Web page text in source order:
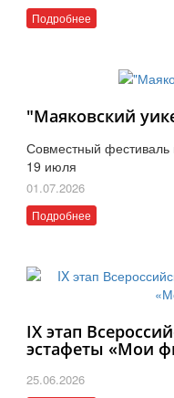
Подробнее
"Маяковский
Совместный фестиваль
19 июля
01.07.2026
Подробнее
IX этап
эстафеты «Мои
25.06.2026